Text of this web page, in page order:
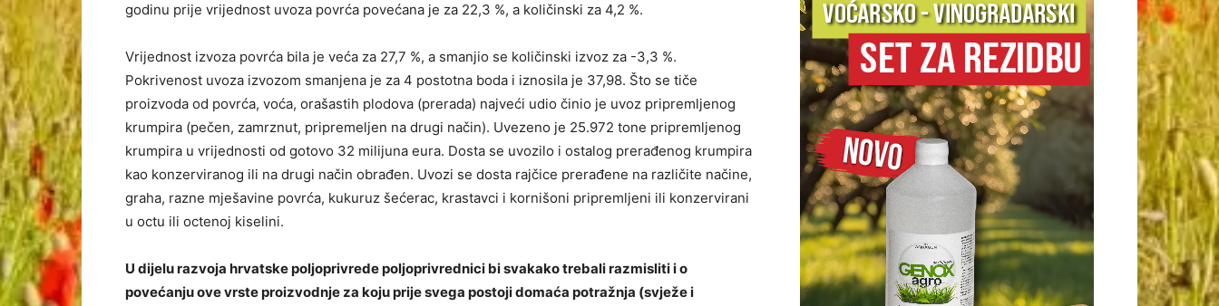
godinu prije vrijednost uvoza povrća povećana je za 22,3 %, a količinski za 4,2 %.
Vrijednost izvoza povrća bila je veća za 27,7 %, a smanjio se količinski izvoz za -3,3 %.
Pokrivenost uvoza izvozom smanjena je za 4 postotna boda i iznosila je 37,98. Što se tiče
proizvoda od povrća, voća, orašastih plodova (prerada) najveći udio činio je uvoz pripremljenog
krumpira (pečen, zamrznut, pripremeljen na drugi način). Uvezeno je 25.972 tone pripremljenog
krumpira u vrijednosti od gotovo 32 milijuna eura. Dosta se uvozilo i ostalog prerađenog krumpira
kao konzerviranog ili na drugi način obrađen. Uvozi se dosta rajčice prerađene na različite načine,
graha, razne mješavine povrća, kukuruz šećerac, krastavci i kornišoni pripremljeni ili konzervirani
u octu ili octenoj kiselini.
U dijelu razvoja hrvatske poljoprivrede poljoprivrednici bi svakako trebali razmisliti i o
povećanju ove vrste proizvodnje za koju prije svega postoji domaća potražnja (svježe i